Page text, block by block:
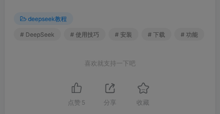
deepseek教程
# DeepSeek # 使用技巧 # 安装 # 下载 # 功能
喜欢就支持一下吧
点赞 5 分享 收藏